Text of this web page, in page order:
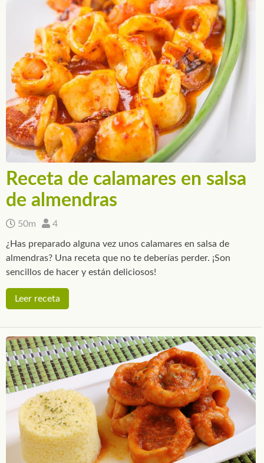
Receta de calamares en salsa
de almendras
50m 4
¿Has preparado alguna vez unos calamares en salsa de
almendras? Una receta que no te deberías perder. ¡Son
sencillos de hacer y están deliciosos!
Leer receta